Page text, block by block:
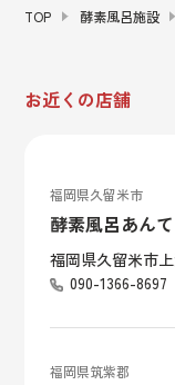
TOP 酵素風呂施設
お近くの店舗
福岡県久留米市
酵素風呂あんて
福岡県久留米市上
090-1366-8697
福岡県筑紫郡